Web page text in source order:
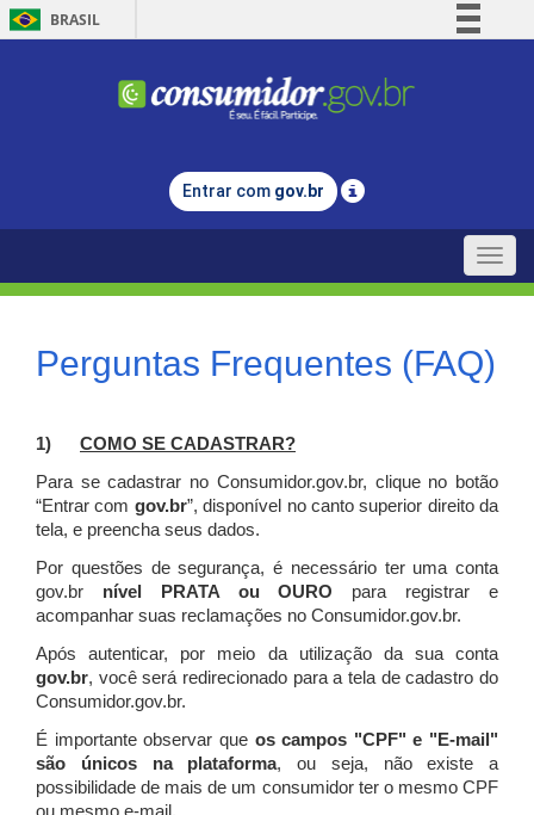
BRASIL
Comunica BR
Legislação
Entrar com gov.br
Toggle
Perguntas Frequentes (FAQ)
1) COMO SE CADASTRAR?
Para se cadastrar no Consumidor.gov.br, clique no botão
“Entrar com gov.br”, disponível no canto superior direito da
tela, e preencha seus dados.
Por questões de segurança, é necessário ter uma conta
gov.br nível PRATA ou OURO para registrar e
acompanhar suas reclamações no Consumidor.gov.br.
Após autenticar, por meio da utilização da sua conta
gov.br, você será redirecionado para a tela de cadastro do
Consumidor.gov.br.
É importante observar que os campos "CPF" e "E-mail"
são únicos na plataforma, ou seja, não existe a
possibilidade de mais de um consumidor ter o mesmo CPF